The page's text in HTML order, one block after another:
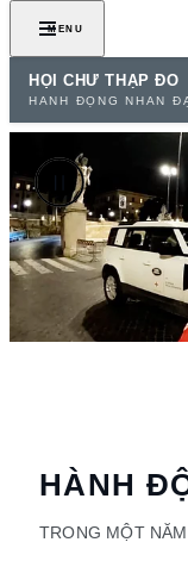
MENU
HỘI CHỮ THẬP ĐỎ
HÀNH ĐỘNG NHÂN
HÀNH
TRONG MỘT